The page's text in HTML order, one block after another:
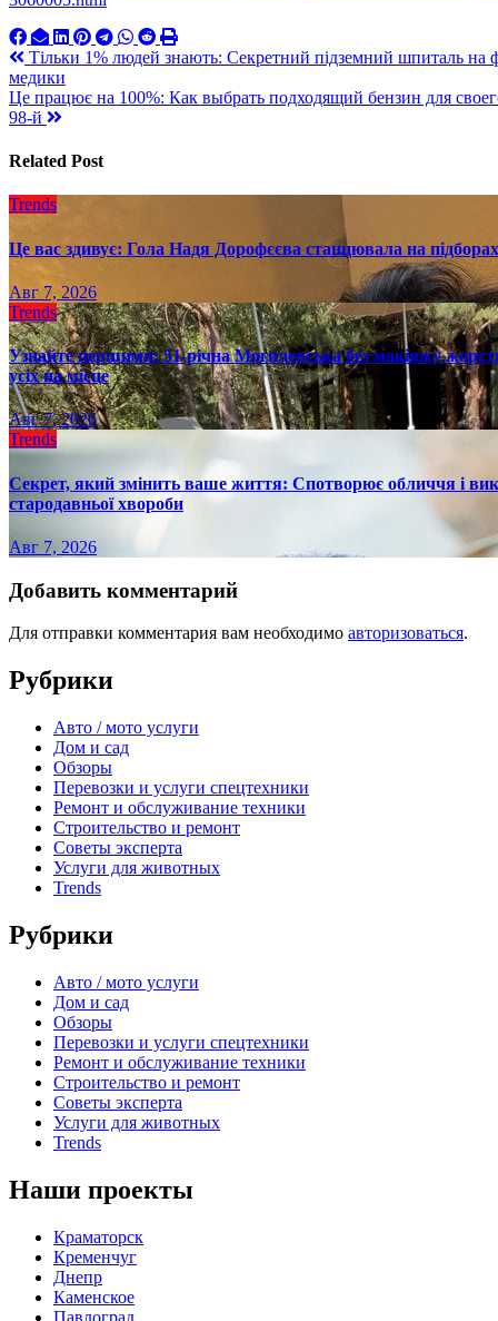
Навигация
по
записям
Тільки 1% людей знають: Секретний підземний шпиталь на
медики
Це працює на 100%: Как выбрать подходящий бензин для
98-й
Related Post
Trends
Це вас здивує: Гола Надя Дорофєєва станцювала на
Авг 7, 2026
Trends
Узнайте першими: 51-річна Могилевська без макіяжу
усіх на місце
Авг 7, 2026
Trends
Секрет, який змінить ваше життя: Спотворює обличчя і
стародавньої хвороби
Авг 7, 2026
Добавить комментарий
Для отправки комментария вам необходимо авторизоваться.
Рубрики
Авто / мото услуги
Дом и сад
Обзоры
Перевозки и услуги спецтехники
Ремонт и обслуживание техники
Строительство и ремонт
Советы эксперта
Услуги для животных
Trends
Рубрики
Авто / мото услуги
Дом и сад
Обзоры
Перевозки и услуги спецтехники
Ремонт и обслуживание техники
Строительство и ремонт
Советы эксперта
Услуги для животных
Trends
Наши проекты
Краматорск
Кременчуг
Днепр
Каменское
Павлоград